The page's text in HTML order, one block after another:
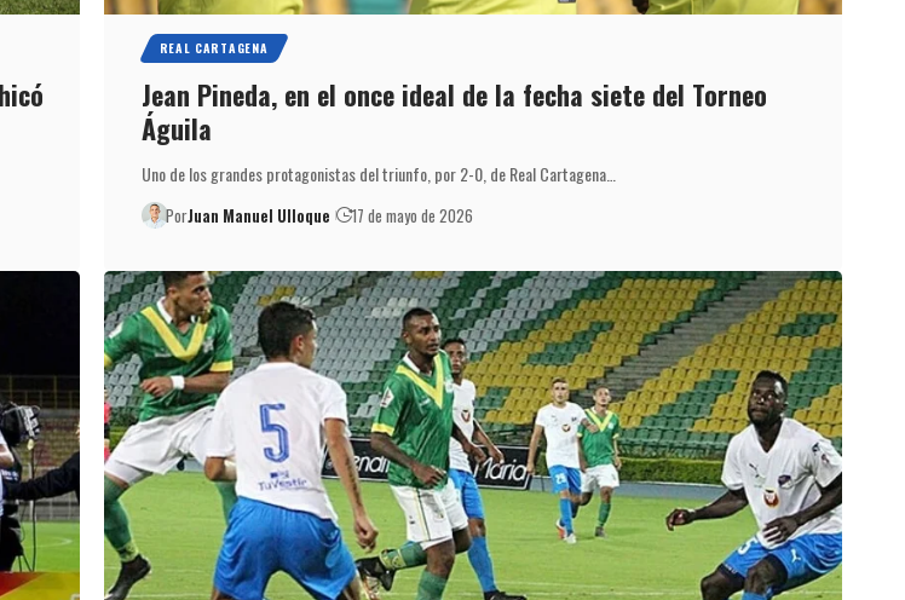
REAL CARTAGENA
Jean Pineda, en el once ideal de la fecha siete del Torneo
Águila
Uno de los grandes protagonistas del triunfo, por 2-0, de Real Cartagena…
PorJuan Manuel Ulloque 17 de mayo de 2026